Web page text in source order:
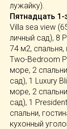
лужайку).
Пятнадцать
Villa sea view
личный сад), 8
74 м2, спальня,
Two-Bedroom
море, 2
сад), 1 Luxury
море, 2
сад), 1
спальни,
кухонный